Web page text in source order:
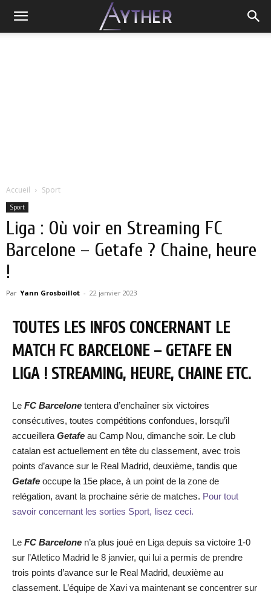
Accueil Sport
Sport
Liga : Où voir en Streaming FC
Barcelone – Getafe ? Chaine, heure
!
Par Yann Grosboillot - 22 janvier 2023
TOUTES LES INFOS CONCERNANT LE
MATCH FC BARCELONE – GETAFE EN
LIGA ! STREAMING, HEURE, CHAINE ETC.
Le FC Barcelone tentera d’enchaîner six victoires
consécutives, toutes compétitions confondues, lorsqu’il
accueillera Getafe au Camp Nou, dimanche soir. Le club
catalan est actuellement en tête du classement, avec trois
points d’avance sur le Real Madrid, deuxième, tandis que
Getafe occupe la 15e place, à un point de la zone de
relégation, avant la prochaine série de matches. Pour tout
savoir concernant les sorties Sport, lisez ceci.
Le FC Barcelone n’a plus joué en Liga depuis sa victoire 1-0
sur l’Atletico Madrid le 8 janvier, qui lui a permis de prendre
trois points d’avance sur le Real Madrid, deuxième au
classement. L’équipe de Xavi va maintenant se concentrer sur